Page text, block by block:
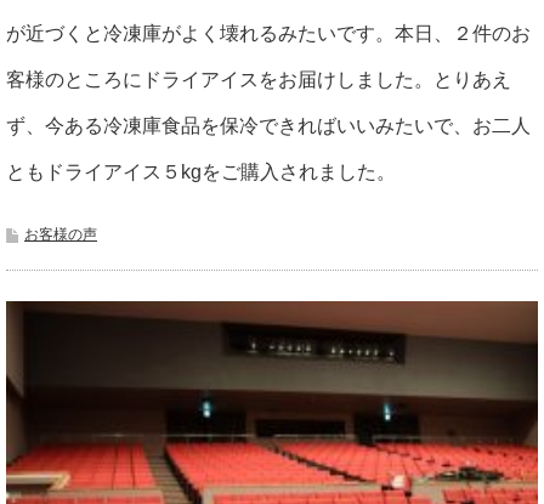
が近づくと冷凍庫がよく壊れるみたいです。本日、２件のお
客様のところにドライアイスをお届けしました。とりあえ
ず、今ある冷凍庫食品を保冷できればいいみたいで、お二人
ともドライアイス５kgをご購入されました。
お客様の声